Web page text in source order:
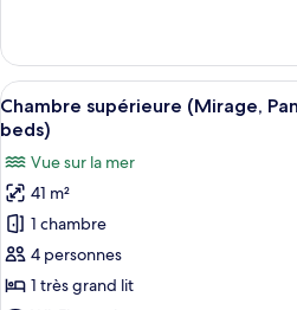
sur
la
mer
(Mirage,
Bunk
beds)
Chambre
supérieure,
vue
sur
mer
(Mirage,
Bunk
beds)
Afficher
toutes
photos
pour
ce
type
de
Un
8
Chambre supérieure (Mirage,
beds)
Vue sur la mer
41 m²
1 chambre
4 personnes
1 très grand lit